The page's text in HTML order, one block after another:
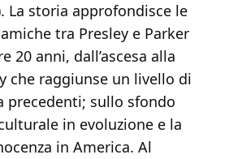
La storia approfondisce le
tra Presley e Parker
20 anni, dall’ascesa alla
che raggiunse un livello di
precedenti; sullo sfondo
in evoluzione e la
in America. Al